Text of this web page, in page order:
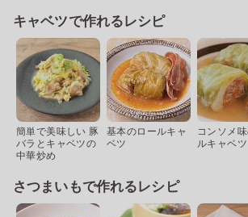
キャベツで作れるレシピ
簡単で美味しい 豚
バラとキャベツの
中華炒め
基本のロールキャ
ベツ
コンソメ
ルキャベツ
さつまいもで作れるレシピ